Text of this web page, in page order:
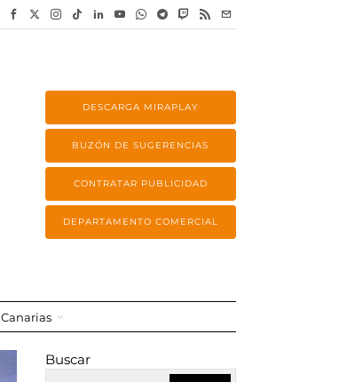
DESCARGA MIRAPLAY
BUZÓN DE SUGERENCIAS
CONTRATAR PUBLICIDAD
DEPARTAMENTO COMERCIAL
Canarias
Buscar